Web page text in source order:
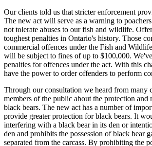
Our clients told us that stricter enforcement
The new act will serve as a warning to
not tolerate abuses to our fish and wildlife.
toughest penalties in Ontario's history. Those
commercial offences under the Fish and
will be subject to fines of up to $100,000.
penalties for offences under the act. With this
have the power to order offenders to perform
Through our consultation we heard from many
members of the public about the protection and
black bears. The new act has a number of
provide greater protection for black bears. It
interfering with a black bear in its den or
den and prohibits the possession of black bear
separated from the carcass. By prohibiting the